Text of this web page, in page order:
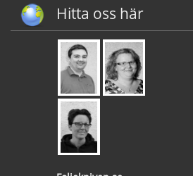
Hitta oss här